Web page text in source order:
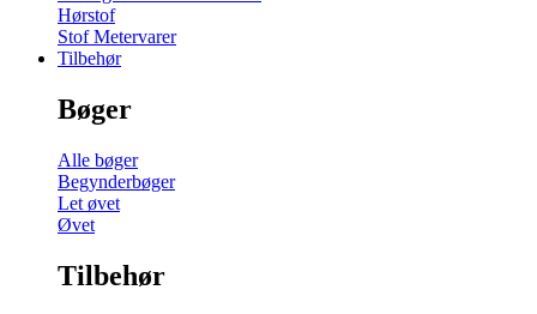
Hørstof
Stof Metervarer
Tilbehør
Bøger
Alle bøger
Begynderbøger
Let øvet
Øvet
Tilbehør